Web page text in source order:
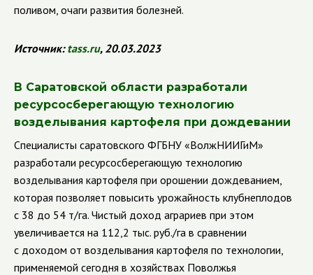
поливом, очаги развития болезней.
Источник: tass.ru, 20.03.2023
В Саратовской области разработали
ресурсосберегающую технологию
возделывания картофеля при дождевании
Специалисты саратовского ФГБНУ «ВолжНИИГиМ»
разработали ресурсосберегающую технологию
возделывания картофеля при орошении дождеванием,
которая позволяет повысить урожайность клубнеплодов
с 38 до 54 т/га. Чистый доход аграриев при этом
увеличивается на 112,2 тыс. руб./га в сравнении
с доходом от возделывания картофеля по технологии,
применяемой сегодня в хозяйствах Поволжья